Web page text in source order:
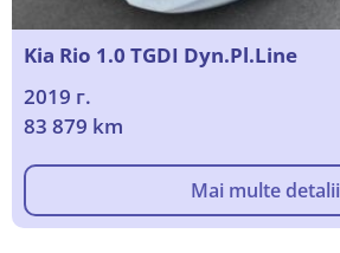
Kia Rio 1.0 TGDI Dyn.Pl.Line
2019 г.
83 879 km
Mai multe detalii